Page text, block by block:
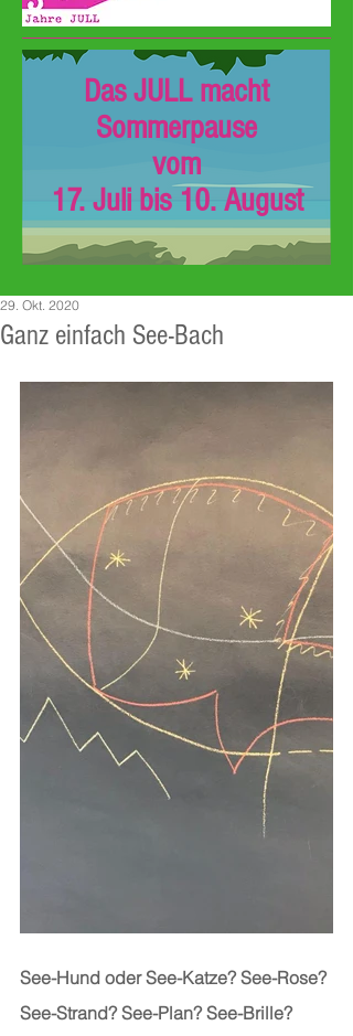
Das JULL macht
Sommerpause
vom
17. Juli bis 10. August
Ganz einfach See-Bach
29. Okt. 2020
See-Hund oder See-Katze? See-Rose?
See-Strand? See-Plan? See-Brille?